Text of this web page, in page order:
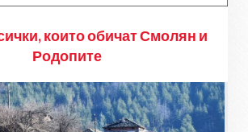
които обичат Смолян и
Родопите